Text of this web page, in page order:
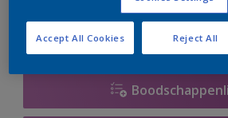
Reject All
Accept All Cookies